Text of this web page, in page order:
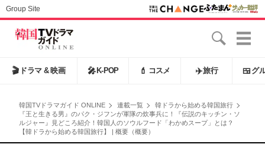
Group Site
🎬 ドラマ & 映画 🎤 K-POP 💄 コスメ ✈️旅行 🍱 グ
韓国TVドラマガイド ONLINE 連載一覧
韓ドラから始める韓国旅行
『王と生きる男』のパク・ジフンが軍隊の炊事兵に！『伝説のキッチン・ソ
ルジャー』見どころ紹介！韓国人のソウルフード「わかめスープ」とは？
【韓ドラから始める韓国旅行】 | 概要（概要）